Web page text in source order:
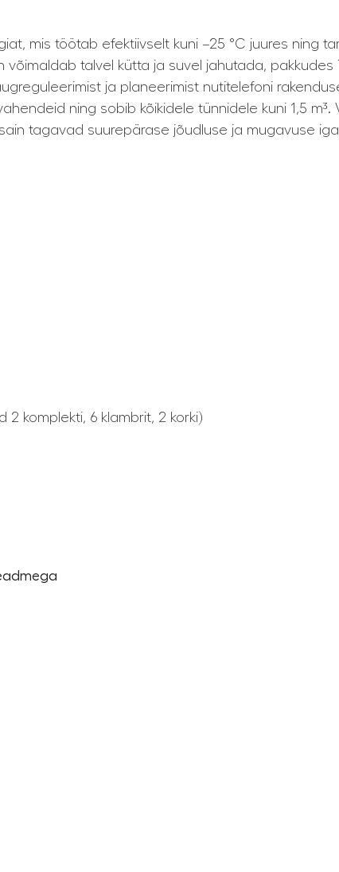
mis töötab efektiivselt kuni –25 °C juures ning
talvel kütta ja suvel jahutada, pakkudes
ja planeerimist nutitelefoni
ning sobib kõikidele tünnidele kuni 1,5 m³.
tagavad suurepärase jõudluse ja mugavuse
2 komplekti, 6 klambrit, 2 korki)